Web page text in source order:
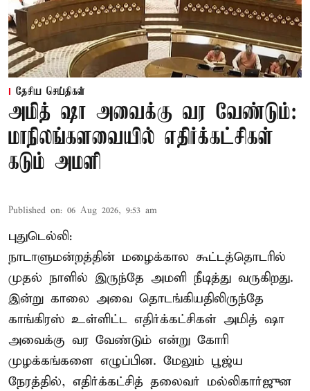
தேசிய செய்திகள்
அமித் ஷா அவைக்கு வர வேண்டும்:
மாநிலங்களவையில் எதிர்க்கட்சிகள்
கடும் அமளி
Published on: 06 Aug 2026, 9:53 am
புதுடெல்லி:
நாடாளுமன்றத்தின் மழைக்கால கூட்டத்தொடரில்
முதல் நாளில் இருந்தே அமளி நீடித்து வருகிறது.
இன்று காலை அவை தொடங்கியதிலிருந்தே
காங்கிரஸ் உள்ளிட்ட எதிர்க்கட்சிகள் அமித் ஷா
அவைக்கு வர வேண்டும் என்று கோரி
முழக்கங்களை எழுப்பின. மேலும் பூஜ்ய
நேரத்தில், எதிர்க்கட்சித் தலைவர் மல்லிகார்ஜுன